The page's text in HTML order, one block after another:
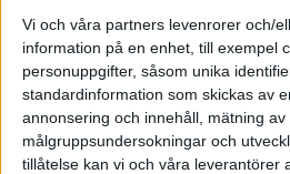
Vi och våra partners levenrorer och/
information på en enhet, till exempel
personuppgifter, såsom unika
standardinformation som skickas av
annonsering och innehåll, mätning av
målgruppsundersokningar och
tillåtelse kan vi och våra leverantörer